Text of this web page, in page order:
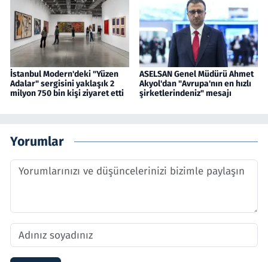
İstanbul Modern'deki "Yüzen
Adalar" sergisini yaklaşık 2
milyon 750 bin kişi ziyaret etti
ASELSAN Genel Müdürü Ahmet
Akyol'dan "Avrupa'nın en hızlı
şirketlerindeniz" mesajı
Yorumlar